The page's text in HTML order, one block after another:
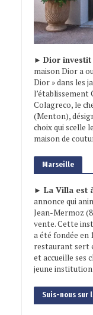
► Dior investit
maison Dior a
Dior » dans les
l’établissement
Colagreco, le
(Menton),
choix qui scelle
maison de
Marseille
► La Villa est
annonce qui
Jean-Mermoz
vente. Cette
a été fondée en
restaurant sert
et accueille ses
jeune institution
Suis-nous sur